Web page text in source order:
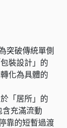
突破傳統單側
裝設計」的
化為具體的
「居所」的
含充滿流動
靠的短暫過渡